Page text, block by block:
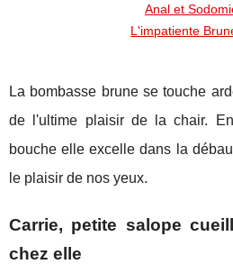
Anal et
L'impatiente
La bombasse brune se touche
de l'ultime plaisir de la chair.
bouche elle excelle dans la
le plaisir de nos yeux.
Carrie, petite salope
chez elle